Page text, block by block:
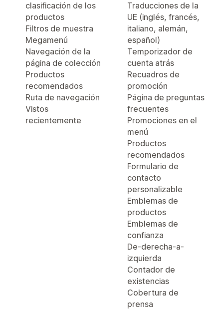
clasificación de los
productos
Filtros de muestra
Megamenú
Navegación de la
página de colección
Productos
recomendados
Ruta de navegación
Vistos
recientemente
Traducciones de la
UE (inglés, francés,
italiano, alemán,
español)
Temporizador de
cuenta atrás
Recuadros de
promoción
Página de preguntas
frecuentes
Promociones en el
menú
Productos
recomendados
Formulario de
contacto
personalizable
Emblemas de
productos
Emblemas de
confianza
De-derecha-a-
izquierda
Contador de
existencias
Cobertura de
prensa